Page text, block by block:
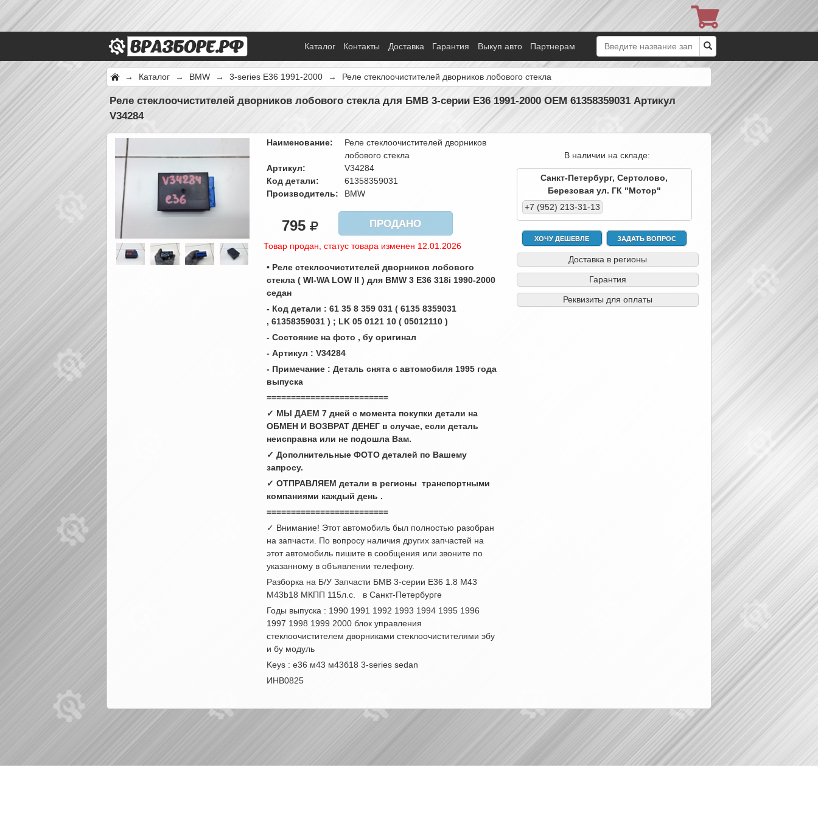
Каталог Контакты Доставка Гарантия Выкуп авто Партнерам
→ Каталог → BMW → 3-series E36 1991-2000 → Реле стеклоочистителей дворников лобового стекла
Реле стеклоочистителей дворников лобового стекла для БМВ 3-серии Е36 1991-2000 OEM 61358359031 Артикул
V34284
Наименование:
Реле стеклоочистителей дворников
лобового стекла
Артикул:
V34284
Код детали:
61358359031
Производитель:
BMW
795 ПРОДАНО
Товар продан, статус товара изменен 12.01.2026
• Реле стеклоочистителей дворников лобового
стекла ( WI-WA LOW II ) для BMW 3 E36 318i 1990-2000
седан
- Код детали : 61 35 8 359 031 ( 6135 8359031
, 61358359031 ) ; LK 05 0121 10 ( 05012110 )
- Состояние на фото , бу оригинал
- Артикул : V34284
- Примечание : Деталь снята с автомобиля 1995 года
выпуска
=========================
✓ МЫ ДАЕМ 7 дней с момента покупки детали на
ОБМЕН И ВОЗВРАТ ДЕНЕГ в случае, если деталь
неисправна или не подошла Вам.
✓ Дополнительные ФОТО деталей по Вашему
запросу.
✓ ОТПРАВЛЯЕМ детали в регионы транспортными
компаниями каждый день .
=========================
✓ Внимание! Этот автомобиль был полностью разобран
на запчасти. По вопросу наличия других запчастей на
этот автомобиль пишите в сообщения или звоните по
указанному в объявлении телефону.
Разборка на Б/У Запчасти БМВ 3-серии Е36 1.8 M43
M43b18 МКПП 115л.с. в Санкт-Петербурге
Годы выпуска : 1990 1991 1992 1993 1994 1995 1996
1997 1998 1999 2000 блок управления
стеклоочистителем дворниками стеклоочистителями эбу
и бу модуль
Keys : е36 м43 м43б18 3-series sedan
ИНВ0825
В наличии на складе:
Санкт-Петербург, Сертолово,
Березовая ул. ГК "Мотор"
+7 (952) 213-31-13
ХОЧУ ДЕШЕВЛЕ ЗАДАТЬ ВОПРОС
Доставка в регионы
Гарантия
Реквизиты для оплаты